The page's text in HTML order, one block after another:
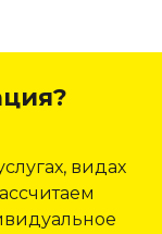
видах